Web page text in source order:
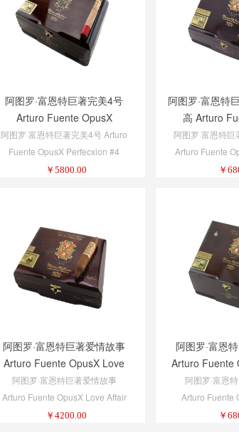
阿图罗·富恩特巨著完美4号
Arturo Fuente OpusX
Perfecxion #4
阿图罗·富恩特巨著完美4号 Arturo
Fuente OpusX Perfecxion #4
￥ 5800.00
阿图罗·富恩特
高 Arturo
Perfecxion
阿图罗·富恩特
Arturo Fuente
#2
￥
阿图罗·富恩特巨著爱情故事
Arturo Fuente OpusX Love
Affair
阿图罗·富恩特巨著爱情故事
Arturo Fuente OpusX Love Affair
￥ 4200.00
阿图罗·富恩
Arturo Fuente
阿图罗·富恩
Arturo Fuente
￥